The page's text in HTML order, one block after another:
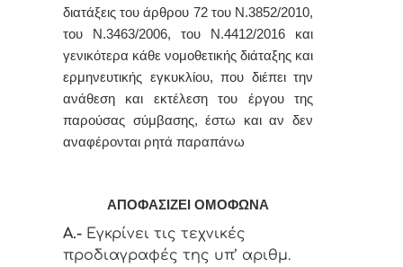
διατάξεις του άρθρου 72 του Ν.3852/2010,
του Ν.3463/2006, του Ν.4412/2016 και
γενικότερα κάθε νομοθετικής διάταξης και
ερμηνευτικής εγκυκλίου, που διέπει την
ανάθεση και εκτέλεση του έργου της
παρούσας σύμβασης, έστω και αν δεν
αναφέρονται ρητά παραπάνω
ΑΠΟΦΑΣΙΖΕΙ ΟΜΟΦΩΝΑ
Α.- Εγκρίνει τις τεχνικές
προδιαγραφές της υπ’ αριθμ.